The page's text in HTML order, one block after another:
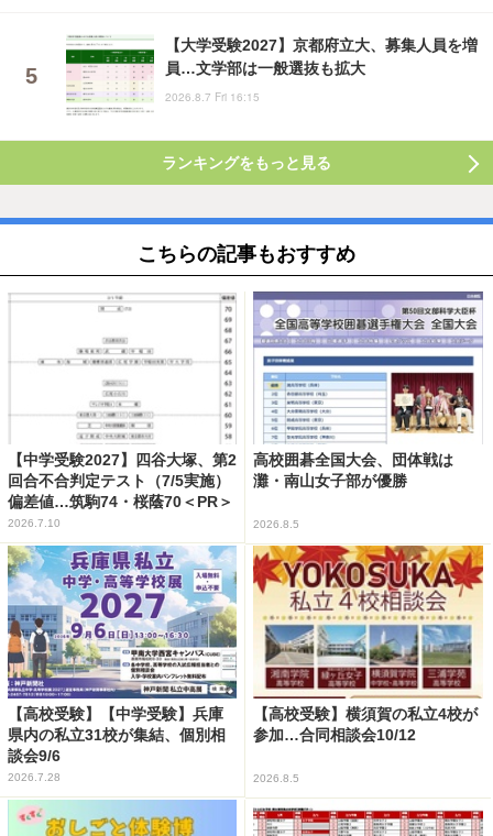
【大学受験2027】京都府立大、募集人員を増
員…文学部は一般選抜も拡大
2026.8.7 Fri 16:15
ランキングをもっと見る
こちらの記事もおすすめ
【中学受験2027】四谷大塚、第2
回合不合判定テスト（7/5実施）
偏差値…筑駒74・桜蔭70＜PR＞
2026.7.10
高校囲碁全国大会、団体戦は
灘・南山女子部が優勝
2026.8.5
【高校受験】【中学受験】兵庫
県内の私立31校が集結、個別相
談会9/6
2026.7.28
【高校受験】横須賀の私立4校が
参加…合同相談会10/12
2026.8.5